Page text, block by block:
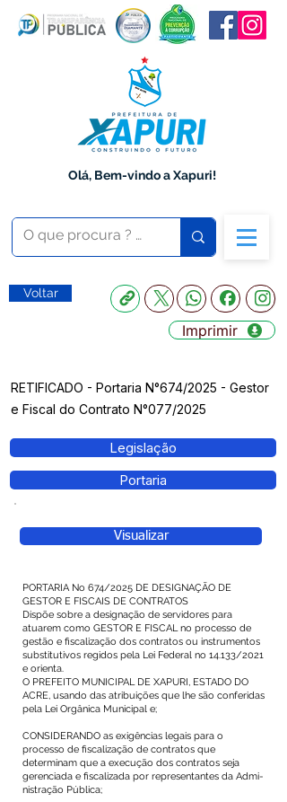
Olá, Bem-vindo a Xapuri!
Voltar
Imprimir
RETIFICADO - Portaria N°674/2025 - Gestor
e Fiscal do Contrato N°077/2025
Legislação
Portaria
Visualizar
PORTARIA No 674/2025 DE DESIGNAÇÃO DE
GESTOR E FISCAIS DE CONTRATOS
Dispõe sobre a designação de servidores para
atuarem como GESTOR E FISCAL no processo de
gestão e fiscalização dos contratos ou instrumentos
substitutivos regidos pela Lei Federal no 14.133/2021
e orienta.
O PREFEITO MUNICIPAL DE XAPURI, ESTADO DO
ACRE, usando das atribuições que lhe são conferidas
pela Lei Orgânica Municipal e;
CONSIDERANDO as exigências legais para o
processo de fiscalização de contratos que
determinam que a execução dos contratos seja
gerenciada e fiscalizada por representantes da Admi-
nistração Pública;